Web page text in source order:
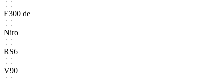
E300 de
Niro
RS6
V90